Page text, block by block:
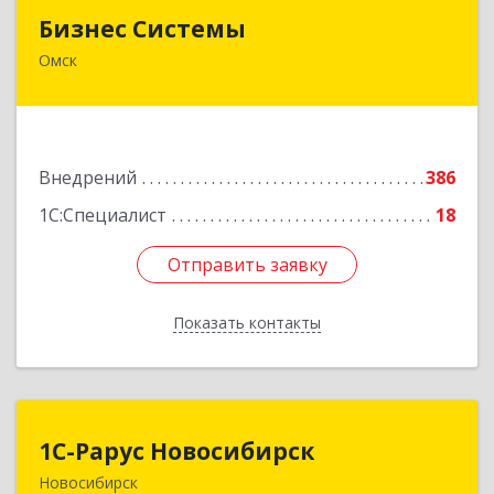
Бизнес Системы
Омск
Внедрений
386
1С:Специалист
18
Отправить заявку
Показать контакты
644024, Омская обл, Омск г, Т.К.Щербанева ул,
Отправить заявку
Назад
1С-Рарус Новосибирск
Новосибирск
1С-Рарус Новосибирск
630015, Новосибирская обл, Новосибирск г,